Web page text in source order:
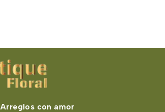
Arreglos con amor